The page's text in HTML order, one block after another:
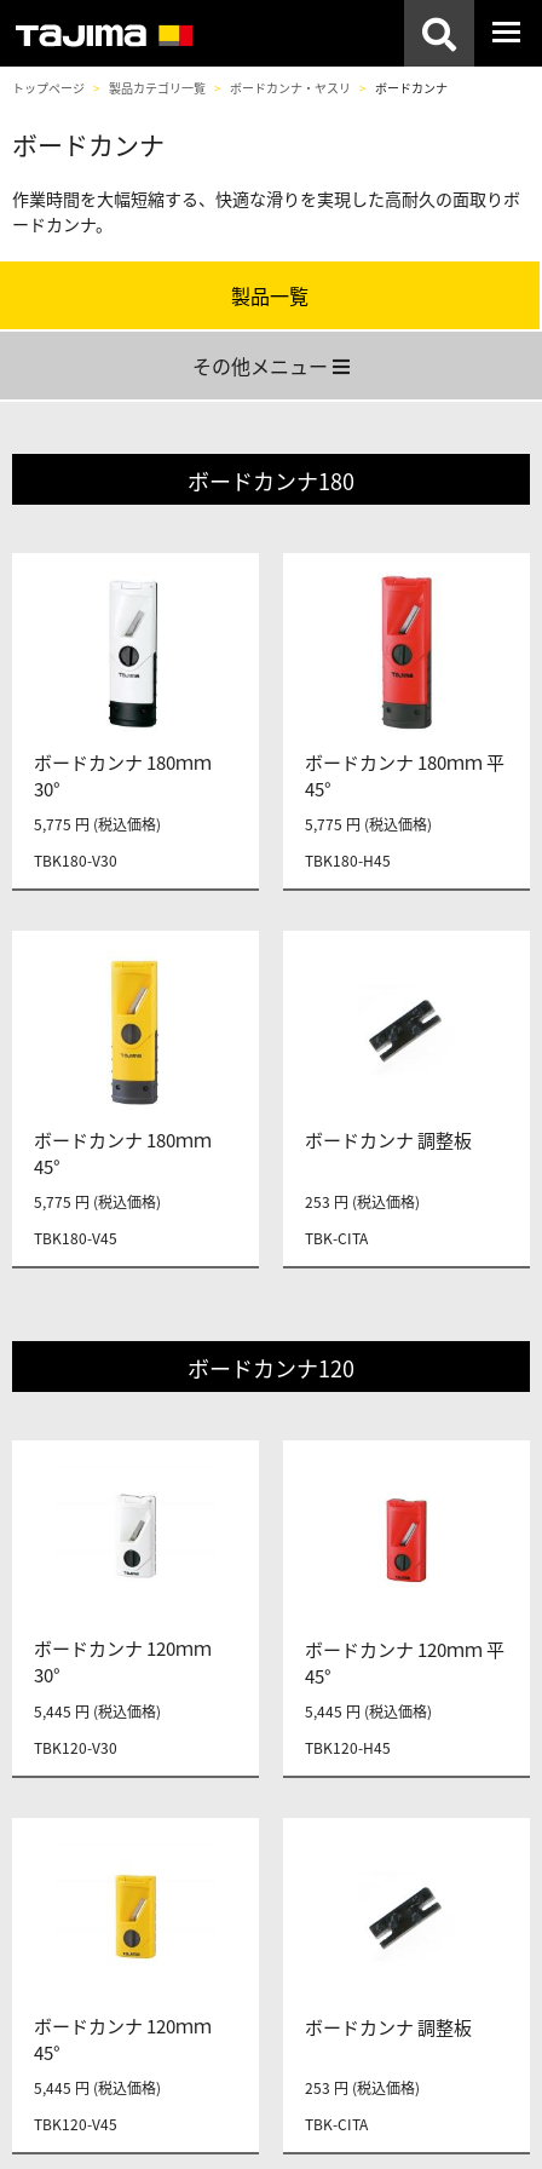
トップページ 製品カテゴリ一覧 ボードカンナ・ヤスリ ボードカンナ
ボードカンナ
作業時間を大幅短縮する、快適な滑りを実現した高耐久の面取りボ
ードカンナ。
製品一覧
その他メニュー
ボードカンナ180
ボードカンナ 180ｍｍ
30°
TBK180-V30
5,775 円 (税込価格)
ボードカンナ 180ｍｍ 平
45°
TBK180-H45
5,775 円 (税込価格)
ボードカンナ 180ｍｍ
45°
TBK180-V45
5,775 円 (税込価格)
ボードカンナ 調整板
TBK-CITA
253 円 (税込価格)
ボードカンナ120
ボードカンナ 120ｍｍ
30°
TBK120-V30
5,445 円 (税込価格)
ボードカンナ 120ｍｍ 平
45°
TBK120-H45
5,445 円 (税込価格)
ボードカンナ 120ｍｍ
45°
TBK120-V45
5,445 円 (税込価格)
ボードカンナ 調整板
TBK-CITA
253 円 (税込価格)